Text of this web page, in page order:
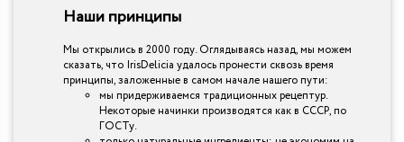
Наши принципы
Мы открылись в 2000 году. Оглядываясь назад, мы можем
сказать, что IrisDelicia удалось пронести сквозь время
принципы, заложенные в самом начале нашего пути:
мы придерживаемся традиционных рецептур.
Некоторые начинки производятся как в СССР, по
ГОСТу.